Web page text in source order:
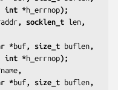
int *h_errnop);
addr , socklen_t len ,
*buf , size_t buflen ,
int *h_errnop);
name ,
*buf , size_t buflen ,